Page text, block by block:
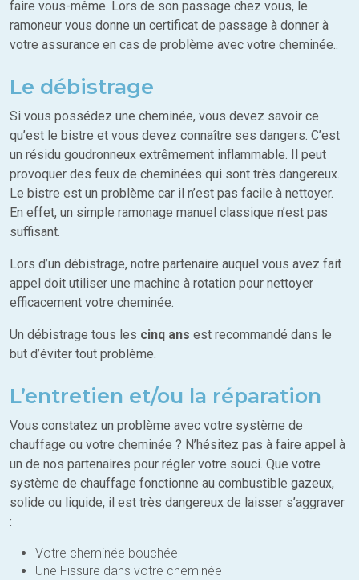
faire vous-même. Lors de son passage chez vous, le
ramoneur vous donne un certificat de passage à donner à
votre assurance en cas de problème avec votre cheminée..
Le débistrage
Si vous possédez une cheminée, vous devez savoir ce
qu’est le bistre et vous devez connaître ses dangers. C’est
un résidu goudronneux extrêmement inflammable. Il peut
provoquer des feux de cheminées qui sont très dangereux.
Le bistre est un problème car il n’est pas facile à nettoyer.
En effet, un simple ramonage manuel classique n’est pas
suffisant.
Lors d’un débistrage, notre partenaire auquel vous avez fait
appel doit utiliser une machine à rotation pour nettoyer
efficacement votre cheminée.
Un débistrage tous les cinq ans est recommandé dans le
but d’éviter tout problème.
L’entretien et/ou la réparation
Vous constatez un problème avec votre système de
chauffage ou votre cheminée ? N’hésitez pas à faire appel à
un de nos partenaires pour régler votre souci. Que votre
système de chauffage fonctionne au combustible gazeux,
solide ou liquide, il est très dangereux de laisser s’aggraver
:
Votre cheminée bouchée
Une Fissure dans votre cheminée